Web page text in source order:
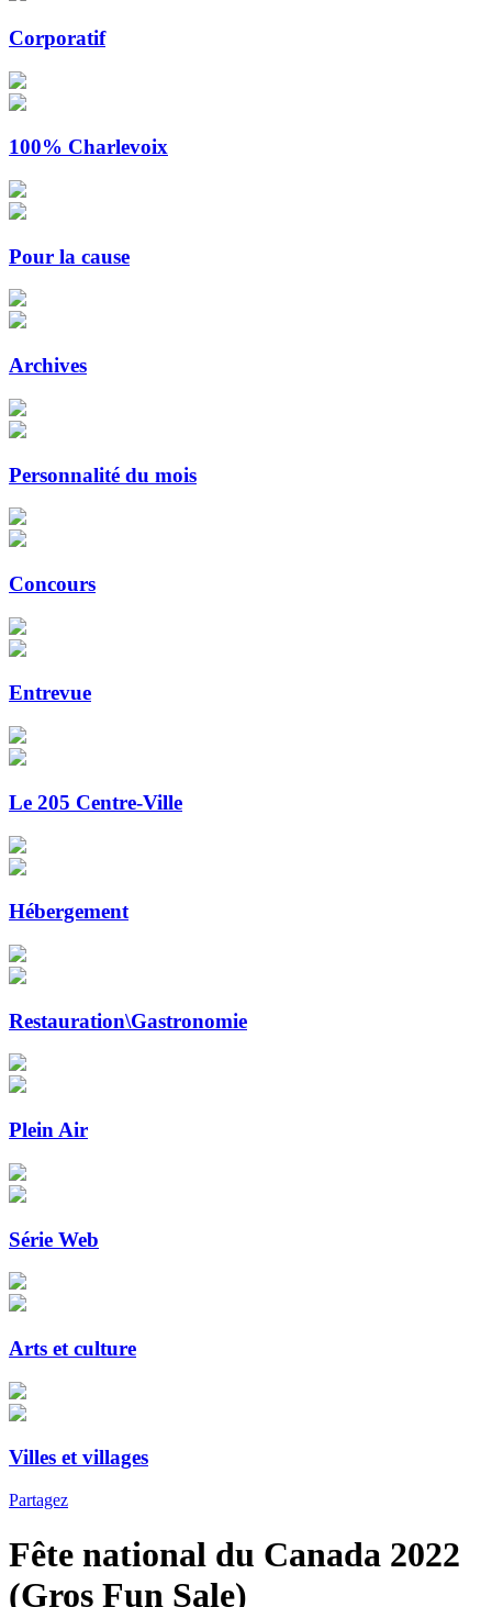
Corporatif
100% Charlevoix
Pour la cause
Archives
Personnalité du mois
Concours
Entrevue
Le 205 Centre-Ville
Hébergement
Restauration\Gastronomie
Plein Air
Série Web
Arts et culture
Villes et villages
Partagez
Fête national du Canada 2022
(Gros Fun Sale)